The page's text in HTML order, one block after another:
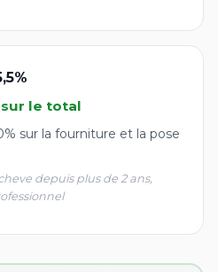
sur le total
sur la fourniture et la pose
depuis plus de 2 ans,